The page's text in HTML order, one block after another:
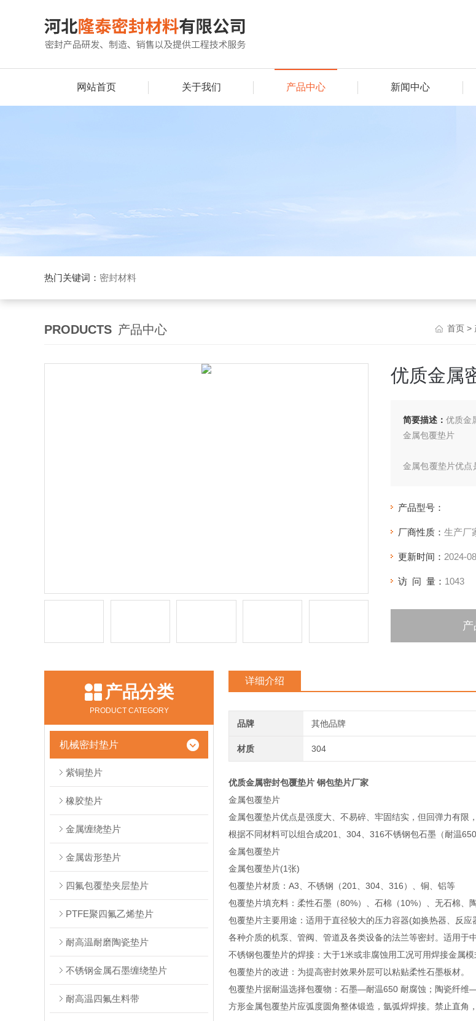
网站首页 关于我们 产品中心 新闻中心
热门关键词： 密封材料
PRODUCTS 产品中心 首页 >
优质金属
简要描述： 优质金
金属包覆垫片
金属包覆垫片优点
产品型号：
厂商性质： 生产厂
更新时间： 2024-
访 问 量： 1043
产
产品分类
PRODUCT CATEGORY
机械密封垫片
紫铜垫片
橡胶垫片
金属缠绕垫片
金属齿形垫片
四氟包覆垫夹层垫片
PTFE聚四氟乙烯垫片
耐高温耐磨陶瓷垫片
不锈钢金属石墨缠绕垫片
耐高温四氟生料带
详细介绍
品牌 其他品牌
材质 304
优质金属密封包覆垫片 钢包垫片厂家
金属包覆垫片
金属包覆垫片优点是强度大、不易碎、牢固结实，但回弹力有限
根据不同材料可以组合成201、304、316不锈钢包石墨（耐温
金属包覆垫片
金属包覆垫片(1张)
包覆垫片材质：A3、不锈钢（201、304、316）、铜、铝等
包覆垫片填充料：柔性石墨（80%）、石棉（10%）、无石棉、
包覆垫片主要用途：适用于直径较大的压力容器(如换热器、反应
各种介质的机泵、管阀、管道及各类设备的法兰等密封。适用于
不锈钢包覆垫片的焊接：大于1米或非腐蚀用工况可用焊接金属
包覆垫片的改进：为提高密封效果外层可以粘贴柔性石墨板材。
包覆垫片据耐温选择包覆物：石墨—耐温650 耐腐蚀；陶瓷纤维
方形金属包覆垫片应弧度圆角整体锻造，氩弧焊焊接。禁止直角